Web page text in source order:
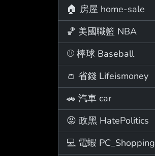
🏠 房屋 home-sale
🏀 美國職籃 NBA
⚾ 棒球 Baseball
👛 省錢 Lifeismoney
🚗 汽車 car
😡 政黑 HatePolitics
💻 電蝦 PC_Shopping